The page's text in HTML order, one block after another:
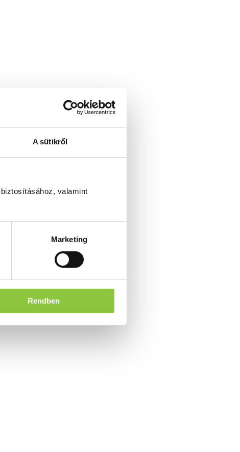
A sütikről
valamint
Marketing
Rendben